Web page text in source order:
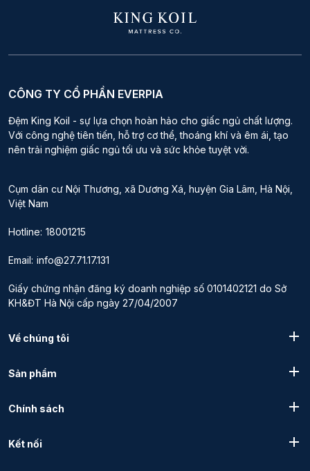
CÔNG TY CỔ PHẦN EVERPIA
Đệm King Koil - sự lựa chọn hoàn hảo cho giấc ngủ chất lượng.
Với công nghệ tiên tiến, hỗ trợ cơ thể, thoáng khí và êm ái, tạo
nên trải nghiệm giấc ngủ tối ưu và sức khỏe tuyệt vời.
Cụm dân cư Nội Thương, xã Dương Xá, huyện Gia Lâm, Hà Nội,
Việt Nam
Hotline: 18001215
Email: info@27.71.17.131
Giấy chứng nhận đăng ký doanh nghiệp số 0101402121 do Sở
KH&ĐT Hà Nội cấp ngày 27/04/2007
Về chúng tôi
Sản phẩm
Chính sách
Kết nối